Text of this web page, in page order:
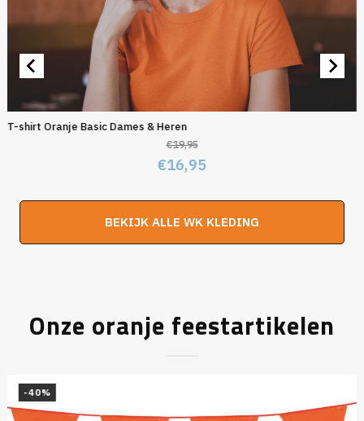
T-shirt Oranje Basic Dames & Heren
€19,95
Oorspronkelijke
€16,95Huidige
BEKIJK ALLE WK KLEDING
Onze oranje feestartikelen
-40%